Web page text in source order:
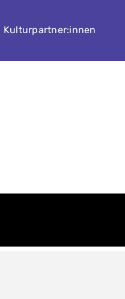
Kulturpartner:innen